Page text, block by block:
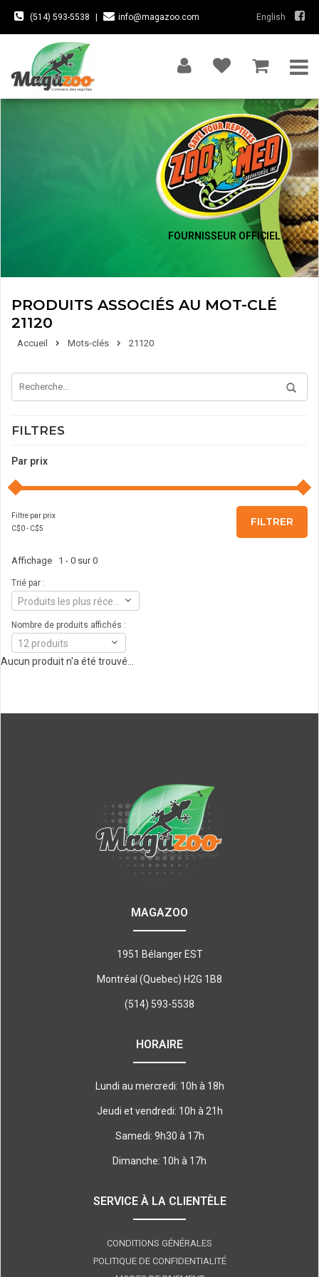
(514) 593-5538 info@magazoo.com English
FOURNISSEUR OFFICIEL
PRODUITS ASSOCIÉS AU MOT-CLÉ
21120
Accueil Mots-clés 21120
FILTRES
Par prix
Filtre par prix
C$0- C$5
FILTRER
Affichage 1 - 0 sur 0
Trié par :
Nombre de produits affichés :
12 produits
Aucun produit n'a été trouvé...
MAGAZOO
1951 Bélanger EST
Montréal (Quebec) H2G 1B8
(514) 593-5538
HORAIRE
Lundi au mercredi: 10h à 18h
Jeudi et vendredi: 10h à 21h
Samedi: 9h30 à 17h
Dimanche: 10h à 17h
SERVICE À LA CLIENTÈLE
CONDITIONS GÉNÉRALES
POLITIQUE DE CONFIDENTIALITÉ